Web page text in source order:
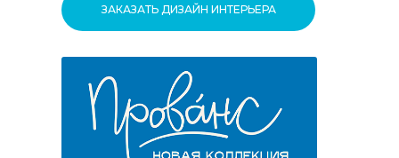
ЗАКАЗАТЬ ДИЗАЙН ИНТЕРЬЕРА